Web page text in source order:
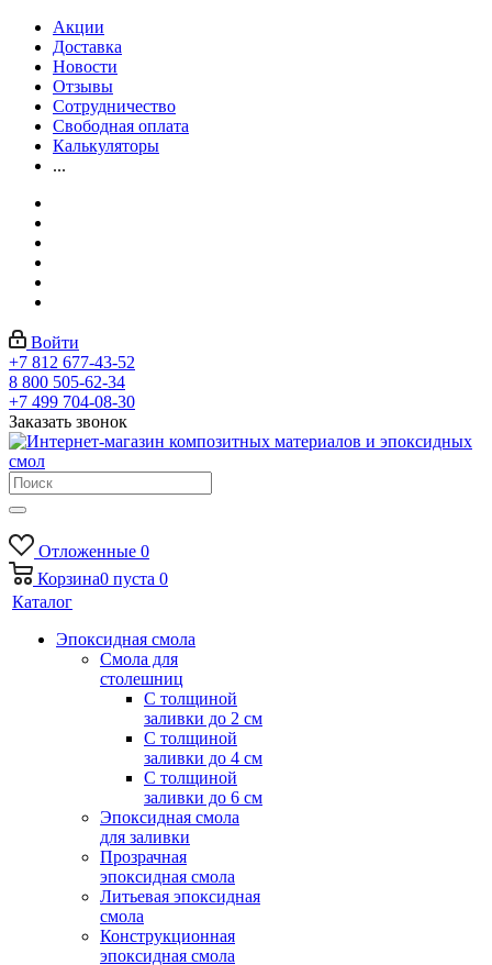
Акции
Доставка
Новости
Отзывы
Сотрудничество
Свободная оплата
Калькуляторы
...
Войти
+7 812 677-43-52
8 800 505-62-34
+7 499 704-08-30
Заказать звонок
Отложенные 0
Корзина0 пуста 0
Каталог
Эпоксидная смола
Смола для
столешниц
С толщиной
заливки до 2 см
С толщиной
заливки до 4 см
С толщиной
заливки до 6 см
Эпоксидная смола
для заливки
Прозрачная
эпоксидная смола
Литьевая эпоксидная
смола
Конструкционная
эпоксидная смола